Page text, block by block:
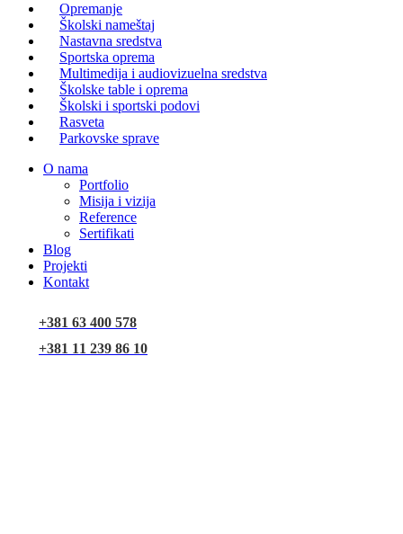
Opremanje
Školski nameštaj
Nastavna sredstva
Sportska oprema
Multimedija i audiovizuelna sredstva
Školske table i oprema
Školski i sportski podovi
Rasveta
Parkovske sprave
O nama
Portfolio
Misija i vizija
Reference
Sertifikati
Blog
Projekti
Kontakt
+381 63 400 578
+381 11 239 86 10